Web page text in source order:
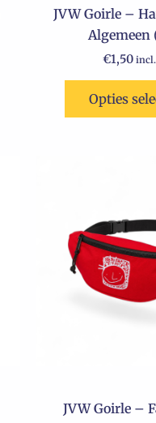
JVW Goirle –
Algemeen
€1,50
Opties
JVW Goirle –